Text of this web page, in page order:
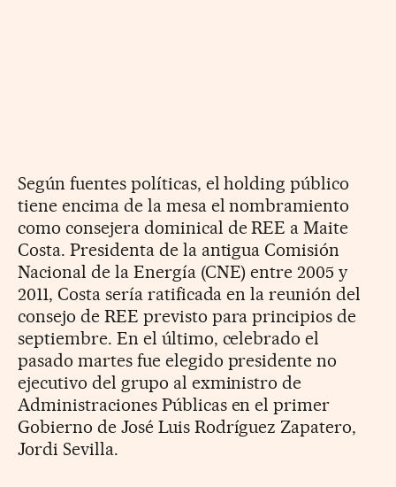
Según fuentes políticas, el holding público
tiene encima de la mesa el nombramiento
como consejera dominical de REE a Maite
Costa. Presidenta de la antigua Comisión
Nacional de la Energía (CNE) entre 2005 y
2011, Costa sería ratificada en la reunión del
consejo de REE previsto para principios de
septiembre. En el último, celebrado el
pasado martes fue elegido presidente no
ejecutivo del grupo al exministro de
Administraciones Públicas en el primer
Gobierno de José Luis Rodríguez Zapatero,
Jordi Sevilla.